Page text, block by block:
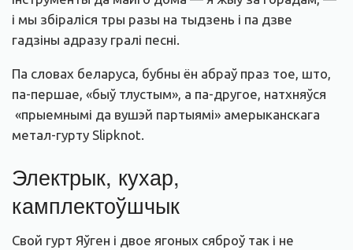
і мы збіраліся тры разы на тыдзень і па дзве
гадзіны адразу гралі песні.
Па словах беларуса, бубны ён абраў праз тое, што,
па-першае, «быў тлустым», а па-другое, натхняўся
«прыемнымі да вушэй партыямі» амерыканскага
метал-гурту Slipknot.
Электрык, кухар,
камплектоўшчык
Свой гурт Яўген і двое ягоных сяброў так і не